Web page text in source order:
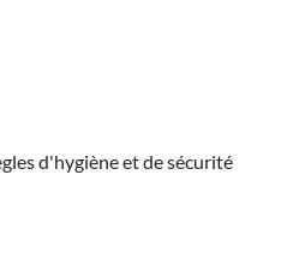
d'hygiène et de sécurité